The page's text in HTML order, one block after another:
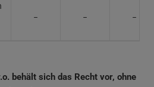
− − −
behält sich das Recht vor, ohne